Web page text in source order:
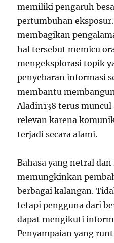
memiliki pengaruh
pertumbuhan
membagikan
hal tersebut memicu
mengeksplorasi topik
penyebaran informasi
membantu
Aladin138 terus
relevan karena
terjadi secara alami.
Bahasa yang netral
memungkinkan
berbagai kalangan.
tetapi pengguna dari
dapat mengikuti
Penyampaian yang